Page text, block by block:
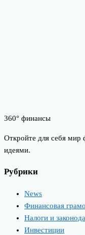
360° финансы
Откройте для себя мир
идеями.
Рубрики
News
Финансовая
Налоги и
Инвестиции